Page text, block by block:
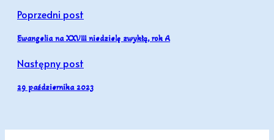
Poprzedni post
Ewangelia na XXVIII niedzielę zwykłą, rok A
Następny post
29 października 2023